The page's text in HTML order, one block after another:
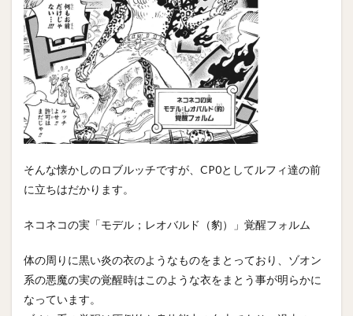
そんな懐かしのロブルッチですが、CP0としてルフィ達の前
に立ちはだかります。
ネコネコの実「モデル；レオバルド（豹）」覚醒フォルム
体の周りに黒い炎の衣のようなものをまとっており、ゾオン
系の悪魔の実の覚醒時はこのような衣をまとう事が明らかに
なっています。